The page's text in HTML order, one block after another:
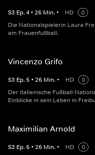
S3 Ep.4 • 26 Min. • HD
0
Die Nationalspielerin Laura
am Frauenfußball.
Vincenzo Grifo
S3 Ep.5 • 26 Min. • HD
0
Der italienische Fußball-
Einblicke in sein Leben in
Maximilian Arnold
S3 Ep.6 • 26 Min. • HD
0